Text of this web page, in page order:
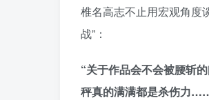
椎名高志不止用宏观角度
战”：
“关于作品会不会被腰斩
秤真的满满都是杀伤力